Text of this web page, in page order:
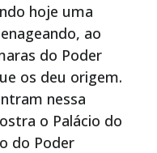
hoje uma
ao
do Poder
os deu origem.
nessa
o Palácio do
do Poder